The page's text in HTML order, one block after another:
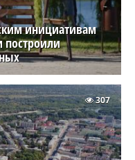
инициативам
построили
307